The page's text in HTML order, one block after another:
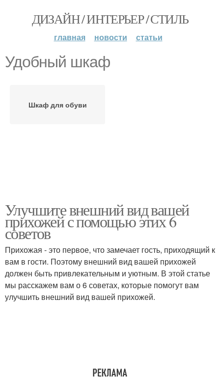
ДИЗАЙН / ИНТЕРЬЕР / СТИЛЬ
главная новости статьи
Удобный шкаф
Шкаф для обуви
Улучшите внешний вид вашей
прихожей с помощью этих 6
советов
Прихожая - это первое, что замечает гость, приходящий к
вам в гости. Поэтому внешний вид вашей прихожей
должен быть привлекательным и уютным. В этой статье
мы расскажем вам о 6 советах, которые помогут вам
улучшить внешний вид вашей прихожей.